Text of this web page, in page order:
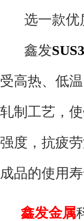
选一款优
鑫发
受高热、低
轧制工艺，
强度，抗疲
成品的使用
鑫发金属